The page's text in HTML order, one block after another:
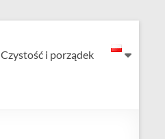
Czystość i porządek